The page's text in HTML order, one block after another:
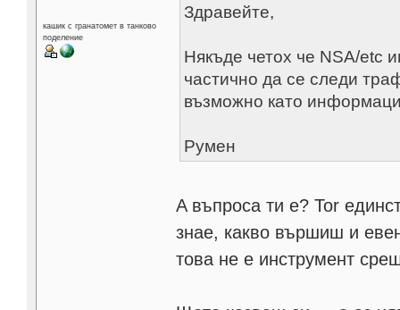
кашик с гранатомет в танково
поделение
Здравейте,
Някъде четох че NSA/etc
частично да се следи
възможно като
Румен
A въпроса ти е? Tor
знае, какво вършиш и
това не е инструмент